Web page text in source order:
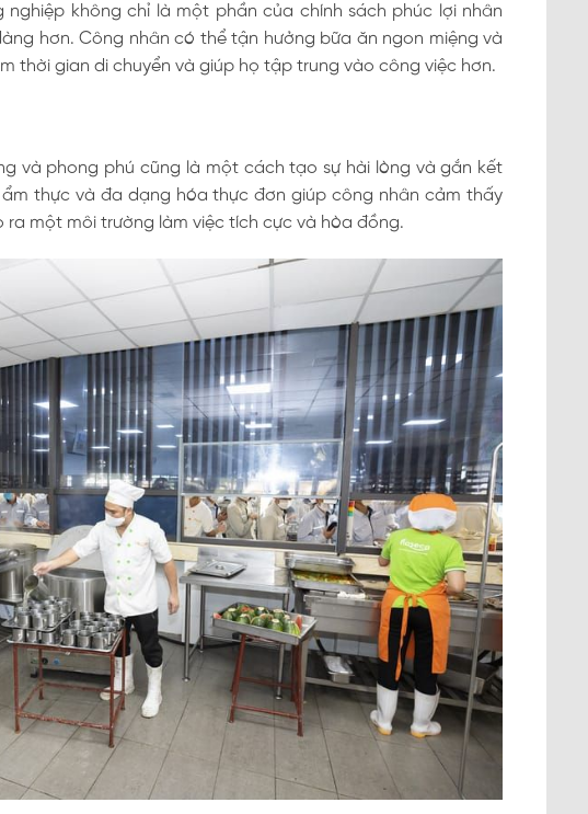
không chỉ là một phần của chính sách phúc lợi nhân
hơn. Công nhân có thể tận hưởng bữa ăn ngon miệng và
thời gian di chuyển và giúp họ tập trung vào công việc hơn.
và phong phú cũng là một cách tạo sự hài lòng và gắn kết
thực và đa dạng hóa thực đơn giúp công nhân cảm thấy
một môi trường làm việc tích cực và hòa đồng.